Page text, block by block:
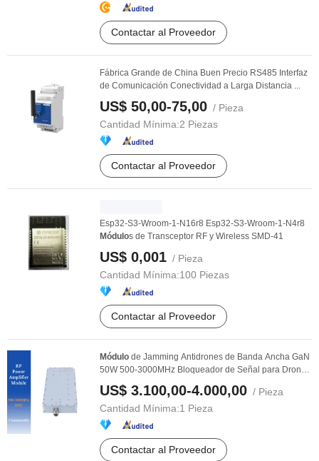
Contactar al Proveedor
Fábrica Grande de China Buen Precio RS485 Interfaz
de Comunicación Conectividad a Larga Distancia ...
US$ 50,00-75,00 / Pieza
Cantidad Mínima:2 Piezas
Contactar al Proveedor
Esp32-S3-Wroom-1-N16r8 Esp32-S3-Wroom-1-N4r8
Módulos de Transceptor RF y Wireless SMD-41
US$ 0,001 / Pieza
Cantidad Mínima:100 Piezas
Contactar al Proveedor
Módulo de Jamming Antidrones de Banda Ancha GaN
50W 500-3000MHz Bloqueador de Señal para Drones
FPV ...
US$ 3.100,00-4.000,00 / Pieza
Cantidad Mínima:1 Pieza
Contactar al Proveedor